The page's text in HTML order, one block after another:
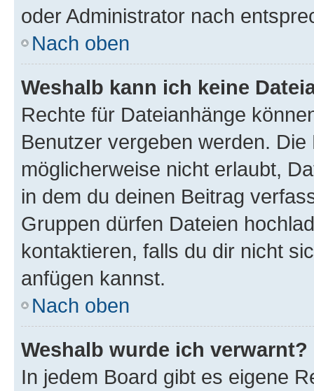
oder Administrator nach
Nach oben
Weshalb kann ich keine
Rechte für Dateianhänge
Benutzer vergeben werden.
möglicherweise nicht erlaubt,
in dem du deinen Beitrag
Gruppen dürfen Dateien
kontaktieren, falls du dir nicht
anfügen kannst.
Nach oben
Weshalb wurde ich verwarnt?
In jedem Board gibt es eigene